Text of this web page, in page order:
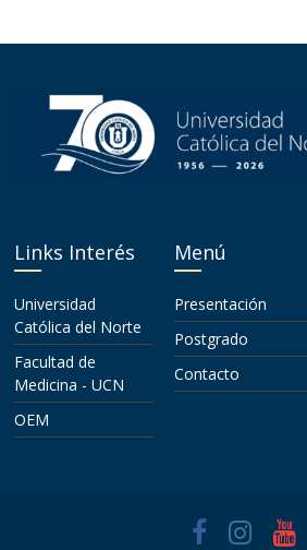
Links Interés
Universidad
Católica del Norte
Facultad de
Medicina - UCN
OEM
Menú
Presentación
Postgrado
Contacto